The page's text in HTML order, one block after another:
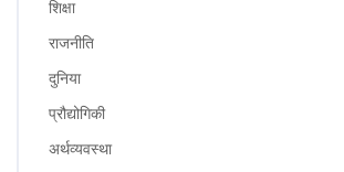
शिक्षा
राजनीति
दुनिया
प्रौद्योगिकी
अर्थव्यवस्था